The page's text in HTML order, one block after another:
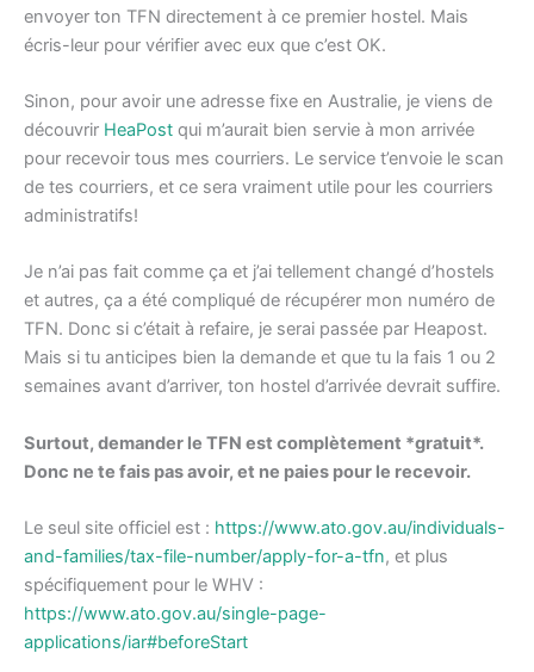
envoyer ton TFN directement à ce premier hostel. Mais
écris-leur pour vérifier avec eux que c’est OK.
Sinon, pour avoir une adresse fixe en Australie, je viens de
découvrir HeaPost qui m’aurait bien servie à mon arrivée
pour recevoir tous mes courriers. Le service t’envoie le scan
de tes courriers, et ce sera vraiment utile pour les courriers
administratifs!
Je n’ai pas fait comme ça et j’ai tellement changé d’hostels
et autres, ça a été compliqué de récupérer mon numéro de
TFN. Donc si c’était à refaire, je serai passée par Heapost.
Mais si tu anticipes bien la demande et que tu la fais 1 ou 2
semaines avant d’arriver, ton hostel d’arrivée devrait suffire.
Surtout, demander le TFN est complètement *gratuit*.
Donc ne te fais pas avoir, et ne paies pour le recevoir.
Le seul site officiel est : https://www.ato.gov.au/individuals-
and-families/tax-file-number/apply-for-a-tfn, et plus
spécifiquement pour le WHV :
https://www.ato.gov.au/single-page-
applications/iar#beforeStart